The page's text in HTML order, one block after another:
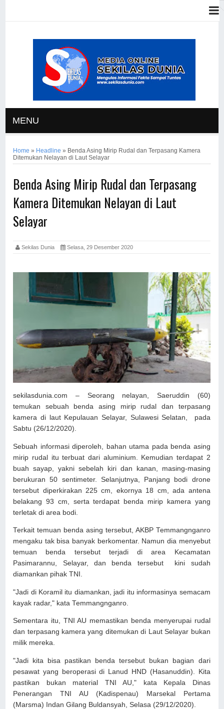
MENU
Home » Headline » Benda Asing Mirip Rudal dan Terpasang Kamera
Ditemukan Nelayan di Laut Selayar
Benda Asing Mirip Rudal dan Terpasang
Kamera Ditemukan Nelayan di Laut
Selayar
Sekilas Dunia Selasa, 29 Desember 2020
sekilasdunia.com – Seorang nelayan, Saeruddin (60)
temukan sebuah benda asing mirip rudal dan terpasang
kamera di laut Kepulauan Selayar, Sulawesi Selatan, pada
Sabtu (26/12/2020).
Sebuah informasi diperoleh, bahan utama pada benda asing
mirip rudal itu terbuat dari aluminium. Kemudian terdapat 2
buah sayap, yakni sebelah kiri dan kanan, masing-masing
berukuran 50 sentimeter. Selanjutnya, Panjang bodi drone
tersebut diperkirakan 225 cm, ekornya 18 cm, ada antena
belakang 93 cm, serta terdapat benda mirip kamera yang
terletak di area bodi.
Terkait temuan benda asing tersebut, AKBP Temmangnganro
mengaku tak bisa banyak berkomentar. Namun dia menyebut
temuan benda tersebut terjadi di area Kecamatan
Pasimarannu, Selayar, dan benda tersebut kini sudah
diamankan pihak TNI.
"Jadi di Koramil itu diamankan, jadi itu informasinya semacam
kayak radar," kata Temmangnganro.
Sementara itu, TNI AU memastikan benda menyerupai rudal
dan terpasang kamera yang ditemukan di Laut Selayar bukan
milik mereka.
"Jadi kita bisa pastikan benda tersebut bukan bagian dari
pesawat yang beroperasi di Lanud HND (Hasanuddin). Kita
pastikan bukan material TNI AU," kata Kepala Dinas
Penerangan TNI AU (Kadispenau) Marsekal Pertama
(Marsma) Indan Gilang Buldansyah, Selasa (29/12/2020).